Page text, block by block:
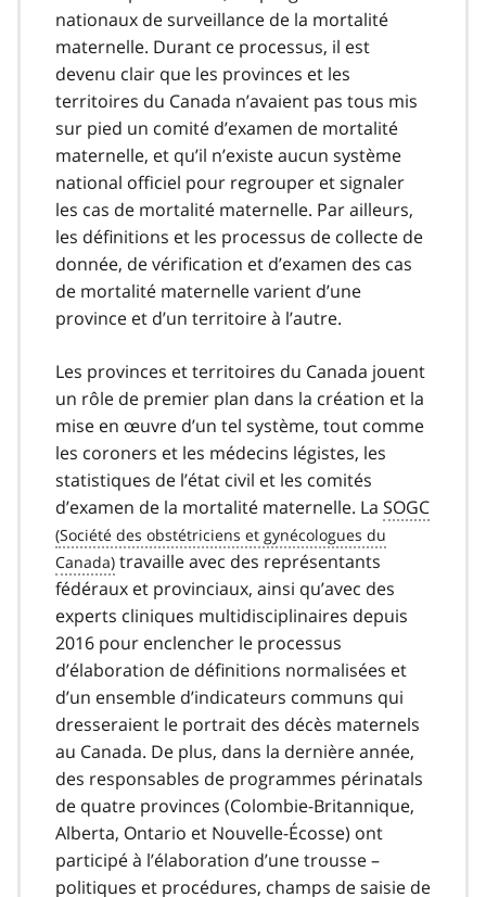
nationaux de surveillance de la mortalité
maternelle. Durant ce processus, il est
devenu clair que les provinces et les
territoires du Canada n’avaient pas tous mis
sur pied un comité d’examen de mortalité
maternelle, et qu’il n’existe aucun système
national officiel pour regrouper et signaler
les cas de mortalité maternelle. Par ailleurs,
les définitions et les processus de collecte de
donnée, de vérification et d’examen des cas
de mortalité maternelle varient d’une
province et d’un territoire à l’autre.
Les provinces et territoires du Canada jouent
un rôle de premier plan dans la création et la
mise en œuvre d’un tel système, tout comme
les coroners et les médecins légistes, les
statistiques de l’état civil et les comités
d’examen de la mortalité maternelle. La SOGC
travaille avec des représentants
fédéraux et provinciaux, ainsi qu’avec des
experts cliniques multidisciplinaires depuis
2016 pour enclencher le processus
d’élaboration de définitions normalisées et
d’un ensemble d’indicateurs communs qui
dresseraient le portrait des décès maternels
au Canada. De plus, dans la dernière année,
des responsables de programmes périnatals
de quatre provinces (Colombie-Britannique,
Alberta, Ontario et Nouvelle-Écosse) ont
participé à l’élaboration d’une trousse –
politiques et procédures, champs de saisie de